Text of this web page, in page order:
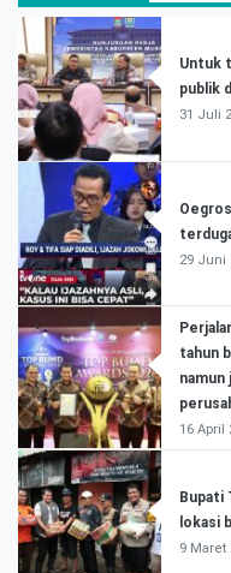
Untuk
publik
31 Juli
29 Juni
tahun
namun
16 April
Bupati
lokasi
9 Maret